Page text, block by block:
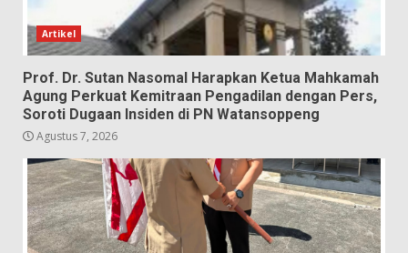
Artikel
Prof. Dr. Sutan Nasomal Harapkan Ketua Mahkamah
Agung Perkuat Kemitraan Pengadilan dengan Pers,
Soroti Dugaan Insiden di PN Watansoppeng
Agustus 7, 2026